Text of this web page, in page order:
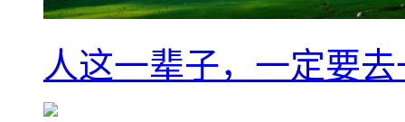
人这一辈子，一定要